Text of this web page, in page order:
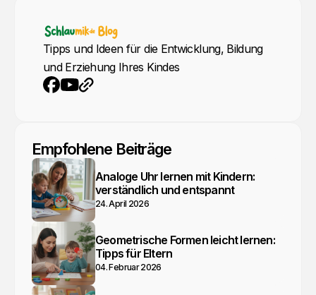
Tipps und Ideen für die Entwicklung, Bildung
und Erziehung Ihres Kindes
Empfohlene Beiträge
Analoge Uhr lernen mit Kindern:
verständlich und entspannt
24. April 2026
Geometrische Formen leicht lernen:
Tipps für Eltern
04. Februar 2026